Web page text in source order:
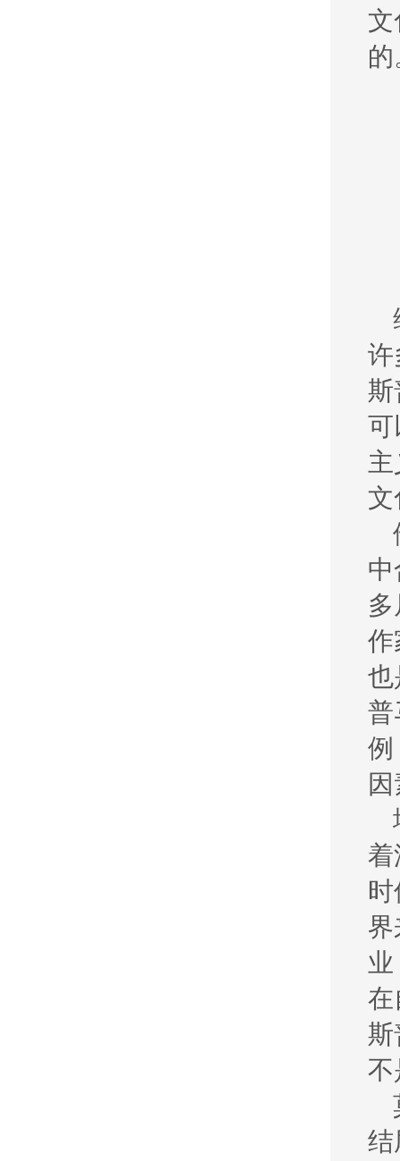
文
许
斯
可
文
中
作
也
普
例
着
界
在
斯
不
结